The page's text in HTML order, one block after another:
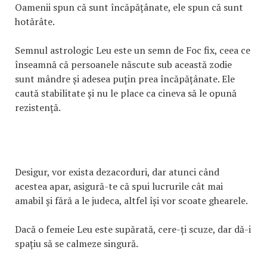
Oamenii spun că sunt încăpățânate, ele spun că sunt
hotărâte.
Semnul astrologic Leu este un semn de Foc fix, ceea ce
înseamnă că persoanele născute sub această zodie
sunt mândre și adesea puțin prea încăpățânate. Ele
caută stabilitate și nu le place ca cineva să le opună
rezistență.
Desigur, vor exista dezacorduri, dar atunci când
acestea apar, asigură-te că spui lucrurile cât mai
amabil și fără a le judeca, altfel își vor scoate ghearele.
Dacă o femeie Leu este supărată, cere-ți scuze, dar dă-i
spațiu să se calmeze singură.